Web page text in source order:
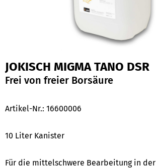
JOKISCH MIGMA TANO DSR
Frei von freier Borsäure
Artikel-Nr.: 16600006
10 Liter Kanister
Für die mittelschwere Bearbeitung in der